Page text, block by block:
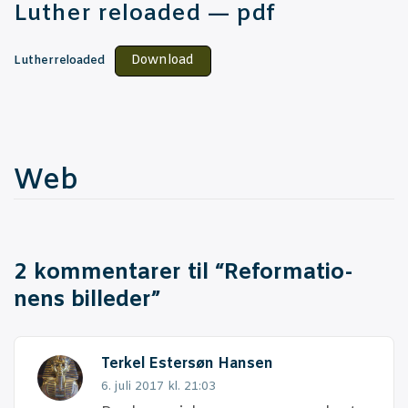
Lut­her relo­a­ded — pdf
Lut­her­re­lo­a­ded Down­lo­ad
Web
2 kommentarer til “Refor­ma­tio­
nens billeder”
Terkel Estersøn Hansen
6. juli 2017 kl. 21:03